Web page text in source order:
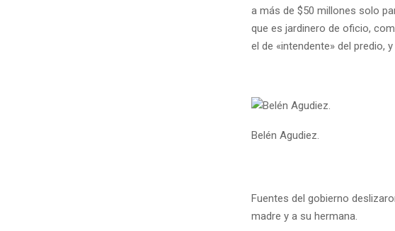
a más de $50 millones solo
que es jardinero de oficio,
el de «intendente» del predio,
Belén Agudiez.
Fuentes del gobierno
madre y a su hermana.